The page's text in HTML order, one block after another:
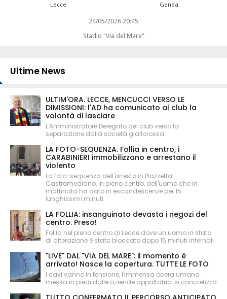
Lecce Genoa
24/05/2026 20:45
Stadio "Via del Mare"
Ultime News
ULTIM'ORA. LECCE, MENCUCCI VERSO LE
DIMISSIONI: l'AD ha comunicato al club la
volontà di lasciare
L'Amministratore Delegato del club verso la
separazione dalla società giallorossa
LA FOTO-SEQUENZA. Follia in centro, i
CARABINIERI immobilizzano e arrestano il
violento
La foto-sequenza dell'arresto in Piazzetta
Castromediano, in pieno centro, dell'uomo che in
mattinata ha dato in escandescenze per 15
lunghissimi minuti
LA FOLLIA: insanguinato devasta i negozi del
centro. Preso!
Follia nel pieno centro di Lecce dove un uomo in stato
di alterazione è stato bloccato dopo 15 minuti infernali
"LIVE" DAL "VIA DEL MARE": il momento è
arrivato! Nasce la copertura. TUTTE LE FOTO
I cavi vanno in tensione, l'immensa opera umana
messa in piedi dalle aziende appaltatrici si concretizza